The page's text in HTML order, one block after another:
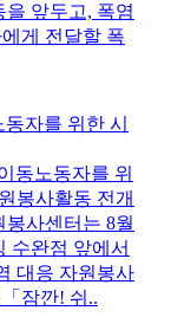
을 앞두고, 폭염
게 전달할 폭
자를 위한 시
동노동자를 위
봉사활동 전개
사센터는 8월
수완점 앞에서
대응 자원봉사
잠깐! 쉬..